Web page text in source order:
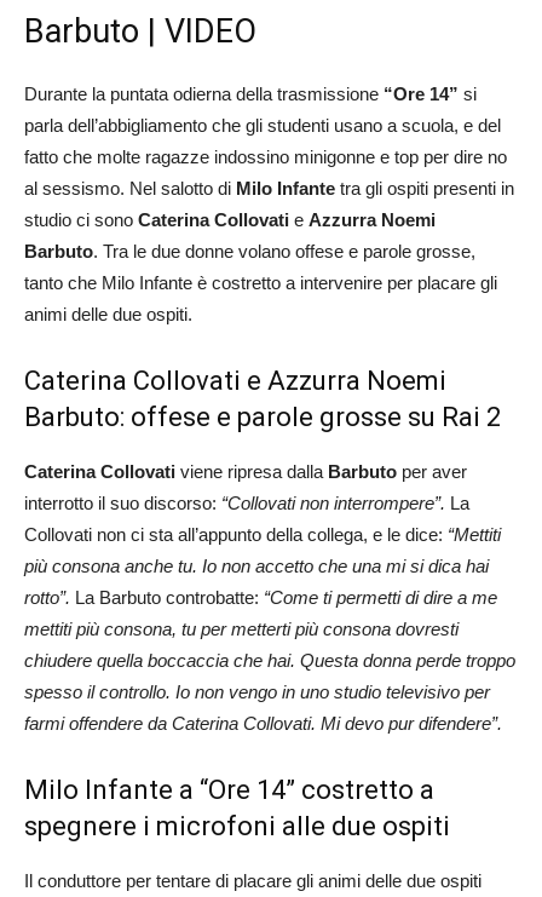
Barbuto | VIDEO
Durante la puntata odierna della trasmissione “Ore 14” si
parla dell’abbigliamento che gli studenti usano a scuola, e del
fatto che molte ragazze indossino minigonne e top per dire no
al sessismo. Nel salotto di Milo Infante tra gli ospiti presenti in
studio ci sono Caterina Collovati e Azzurra Noemi
Barbuto. Tra le due donne volano offese e parole grosse,
tanto che Milo Infante è costretto a intervenire per placare gli
animi delle due ospiti.
Caterina Collovati e Azzurra Noemi
Barbuto: offese e parole grosse su Rai 2
Caterina Collovati viene ripresa dalla Barbuto per aver
interrotto il suo discorso: “Collovati non interrompere”. La
Collovati non ci sta all’appunto della collega, e le dice: “Mettiti
più consona anche tu. Io non accetto che una mi si dica hai
rotto”. La Barbuto controbatte: “Come ti permetti di dire a me
mettiti più consona, tu per metterti più consona dovresti
chiudere quella boccaccia che hai. Questa donna perde troppo
spesso il controllo. Io non vengo in uno studio televisivo per
farmi offendere da Caterina Collovati. Mi devo pur difendere”.
Milo Infante a “Ore 14” costretto a
spegnere i microfoni alle due ospiti
Il conduttore per tentare di placare gli animi delle due ospiti